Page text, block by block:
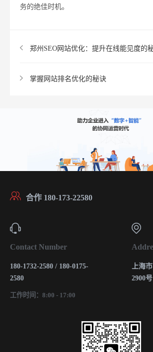
务的绝佳时机。
郑州SEO网站优化：提升在线能见度的
掌握网站排名优化的秘诀
合作 180-173-22580
Contact Number
180-1732-2580 / 180-0175-
2580
工作时间：8:00 - 17:00
上海
2900